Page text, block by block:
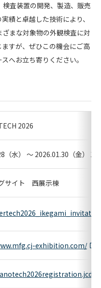
査装置の開発、製造、販売
績と卓越した技術により、
まな対象物の外観検査に対
すが、ぜひこの機会にご高
へお立ち寄りください。
2026
（水） ～ 2026.01.30（金）
サイト 西展示棟
exhibition.com/